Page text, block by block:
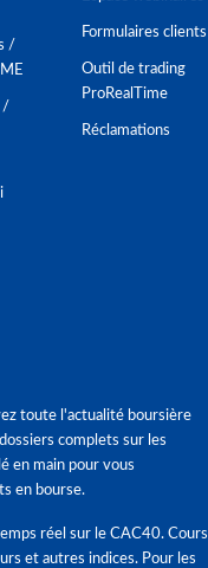
/
/
Formulaires clients
Outil de trading
ProRealTime
Réclamations
toute l'actualité boursière
complets sur les
en main pour vous
en bourse.
réel sur le CAC40. Cours
et autres indices. Pour les